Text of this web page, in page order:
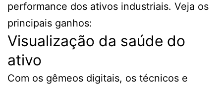
performance dos ativos industriais. Veja os
principais ganhos:
Visualização da saúde do
ativo
Com os gêmeos digitais, os técnicos e